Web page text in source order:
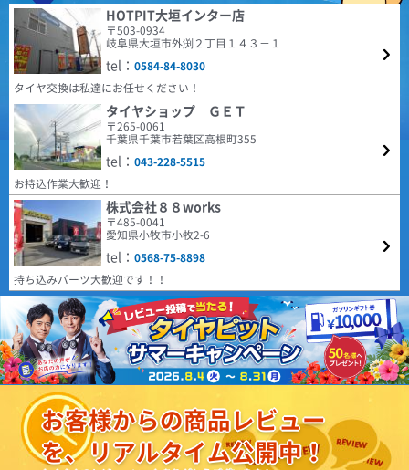
ENVOY
エンボイ
ENVOY（エンボイ）は、比類のない価値と品質を世界市
場に提供するべく、2024年に誕生した革新的なタイヤブ
ランドです。 ヨーロッパで設計・開発されたタイヤは、
モダンなトレッドパターンをラインナップに取り揃え、
すべての人により高い価値をもたらすことに絶えず注力
しています。
総合評価： 25件
クーパー
COOPER TIRES（クーパー・タイヤ) は1914年にアメリ
カで設立され、乗用車向けラジアルタイヤやSUV用タイ
ヤの製造・販売を行っています。本社はオハイオ州フィ
ンドレーに所在し、100年以上の歴史を持つタイヤメー
カーです。同社はグッドイヤーのチームとなっていま
す。
総合評価：181件 4.59
こちら!
HIFLY
ハイフライ
北米、ヨーロッパをはじめ世界各国で販売されている人
気ブランドHIFLY。 アメリカ合衆国運輸省の認定規格で
あるDOTをはじめ、欧州など各国の基準、規定に合格し
ています。
特設ページは
こちら!
HOTPIT大垣インター店
〒503-0934
岐阜県大垣市外渕２丁目１４３－１
tel： 0584-84-8030
タイヤ交換は私達にお任せください！
タイヤショップ ＧＥＴ
〒265-0061
千葉県千葉市若葉区高根町355
tel： 043-228-5515
お持込作業大歓迎！
株式会社８８works
〒485-0041
愛知県小牧市小牧2-6
tel： 0568-75-8898
持ち込みパーツ大歓迎です！！
お客様からの商品レビュー
を、リアルタイム公開中！
街乗りで不満は無いと思う。 乗り心地は良い、ロードノイズは静か 生産国
は日本製でこの値段なら文句は無いと思う。
(5.00点)sky*******さん
EMBELY S12 14x4.5 45 100x4 GM
早くて良かった。
(5.00点)sky*******さん
BRIDGESTONE BLIZZAK VRX3 155/65R14 75Q ｽﾀｯﾄﾞﾚｽ
早くて良かった。
(5.00点)スーさんさん
MINERVA ALL SEASON MASTER 165/60R14 79H XL
以前から、オートウエイのタイヤ使用、一般道及び 高速道路も120㌔くらい
の走行では、国産タイヤと 遜色なく走るし、特に摩耗が大きいわけではあ
りません コストパフォーマンスが良く 以前の車 エブリー ワゴンから、
乗り換えた、中古車もオートウエイの タイヤが装着してました
(5.00点)bea*******さん
MAXTREK MAXIMUS M1 165/55R14 72V
綺麗なタイヤでした、また御願いします。外国製でも充分でした。
(3.08点)
ZEETEX ZT6000 ECO 215/60R16 95V
感じたのはブレーキの制動距離が伸びたように感じました。それとグリップ
力は国産と比較しても劣りますね。街中をメインにする方にはおすすめしま